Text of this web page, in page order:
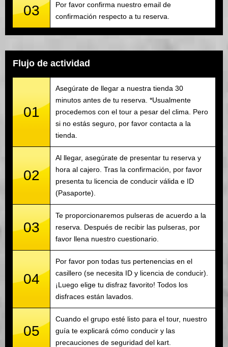
03
Por favor confirma nuestro email de
confirmación respecto a tu reserva.
Flujo de actividad
01
Asegúrate de llegar a nuestra tienda 30
minutos antes de tu reserva. *Usualmente
procedemos con el tour a pesar del clima. Pero
si no estás seguro, por favor contacta a la
tienda.
02
Al llegar, asegúrate de presentar tu reserva y
hora al cajero. Tras la confirmación, por favor
presenta tu licencia de conducir válida e ID
(Pasaporte).
03
Te proporcionaremos pulseras de acuerdo a la
reserva. Después de recibir las pulseras, por
favor llena nuestro cuestionario.
04
Por favor pon todas tus pertenencias en el
casillero (se necesita ID y licencia de conducir).
¡Luego elige tu disfraz favorito! Todos los
disfraces están lavados.
05
Cuando el grupo esté listo para el tour, nuestro
guía te explicará cómo conducir y las
precauciones de seguridad del kart.